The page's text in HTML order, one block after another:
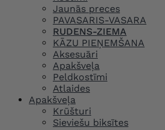
Jaunās preces
PAVASARIS-VASARA
RUDENS-ZIEMA
KĀZU PIEŅEMŠANA
Aksesuāri
Apakšveļa
Peldkostīmi
Atlaides
Apakšveļa
Krūšturi
Sieviešu biksītes